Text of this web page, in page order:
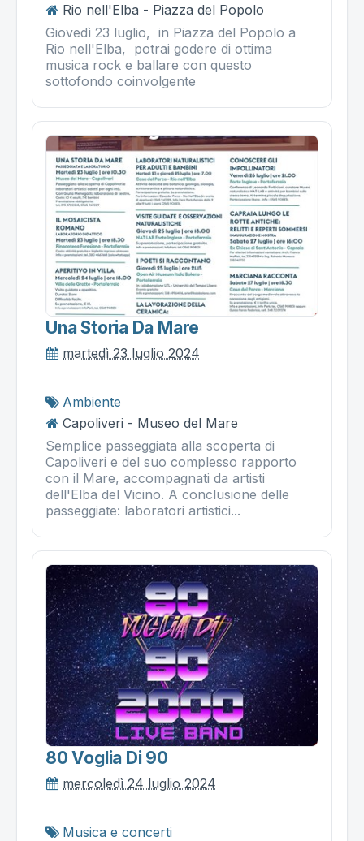
Rio nell'Elba - Piazza del Popolo
Giovedì 23 luglio, in Piazza del Popolo a
Rio nell'Elba, potrai godere di ottima
musica rock e ballare con questo
sottofondo coinvolgente
Una Storia Da Mare
martedì 23 luglio 2024
Ambiente
Capoliveri - Museo del Mare
Semplice passeggiata alla scoperta di
Capoliveri e del suo complesso rapporto
con il Mare, accompagnati da artisti
dell'Elba del Vicino. A conclusione delle
passeggiate: laboratori artistici...
80 Voglia Di 90
mercoledì 24 luglio 2024
Musica e concerti